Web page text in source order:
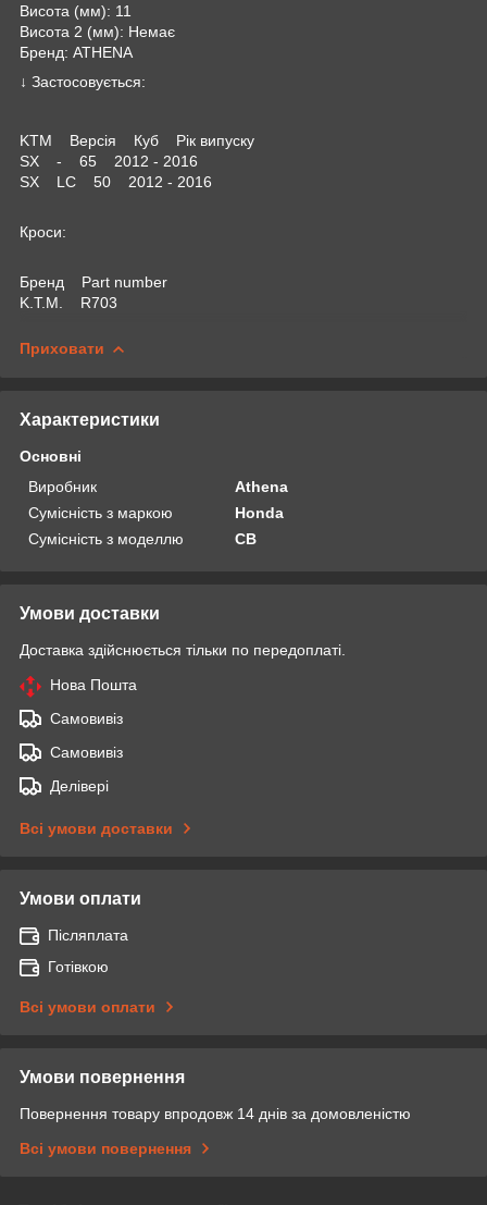
Висота (мм): 11
Висота 2 (мм): Немає
Бренд: ATHENA
↓ Застосовується:
KTM Версія Куб Рік випуску
SX - 65 2012 - 2016
SX LC 50 2012 - 2016
Кроси:
Бренд Part number
K.T.M. R703
Приховати
Характеристики
Основні
Виробник
Athena
Сумісність з маркою
Honda
Сумісність з моделлю
CB
Умови доставки
Доставка здійснюється тільки по передоплаті.
Нова Пошта
Самовивіз
Самовивіз
Делівері
Всі умови доставки
Умови оплати
Післяплата
Готівкою
Всі умови оплати
Умови повернення
Повернення товару впродовж 14 днів за домовленістю
Всі умови повернення